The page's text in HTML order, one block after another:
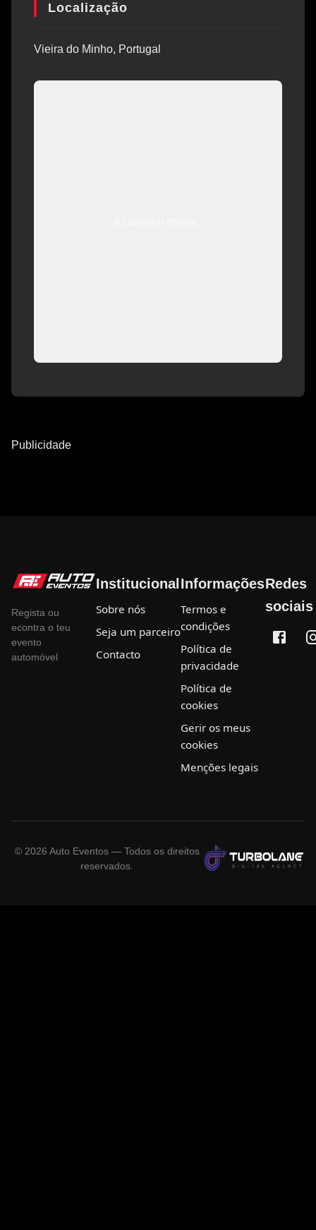
Localização
Vieira do Minho, Portugal
Publicidade
Regista ou
econtra o teu
evento
automóvel
Institucional
Sobre nós
Seja um parceiro
Contacto
Informações
Termos e
condições
Política de
privacidade
Política de
cookies
Gerir os meus
cookies
Menções legais
Redes
sociais
© 2026 Auto Eventos — Todos os direitos
reservados.